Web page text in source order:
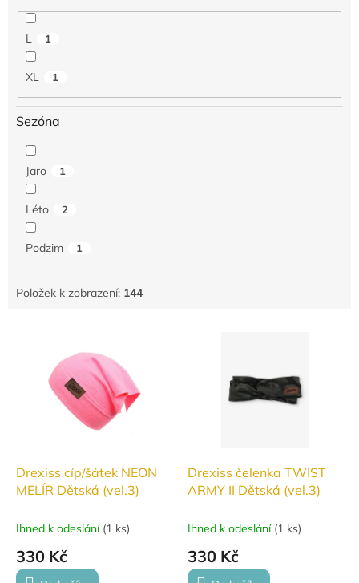
L 1
XL 1
Sezóna
Jaro 1
Léto 2
Podzim 1
Položek k zobrazení: 144
Drexiss cíp/šátek NEON
MELÍR Dětská (vel.3)
Ihned k odeslání (1 ks)
330 Kč
Drexiss čelenka TWIST
ARMY II Dětská (vel.3)
Ihned k odeslání (1 ks)
330 Kč